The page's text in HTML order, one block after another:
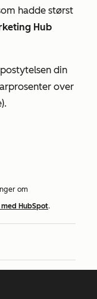
hadde størst
Hub
din
over
).
om
HubSpot.